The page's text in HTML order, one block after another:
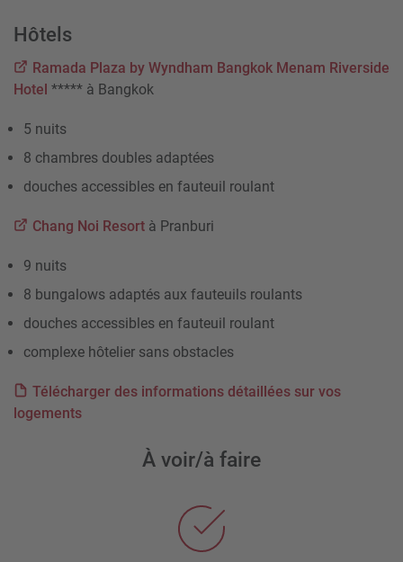
Hôtels
Ramada Plaza by Wyndham Bangkok Menam Riverside
Hotel ***** à Bangkok
5 nuits
8 chambres doubles adaptées
douches accessibles en fauteuil roulant
Chang Noi Resortà Pranburi
9 nuits
8 bungalows adaptés aux fauteuils roulants
douches accessibles en fauteuil roulant
complexe hôtelier sans obstacles
Télécharger des informations détaillées sur vos
logements
À voir/à faire